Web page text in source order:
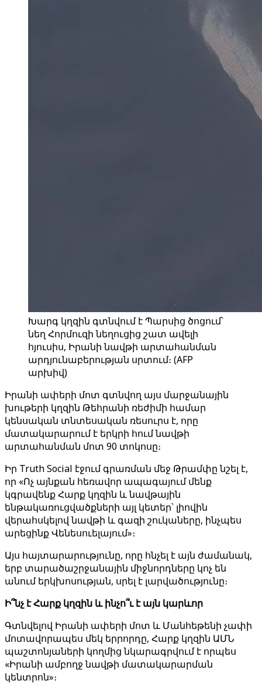
Խարգ կղզին գտնվում է Պարսից ծոցում՝
նեղ Հորմուզի նեղուցից շատ ավելի
հյուսիս, Իրանի նավթի արտահանման
արդյունաբերության սրտում։ (AFP
արխիվ)
Իրանի ափերի մոտ գտնվող այս մարջանային
խութերի կղզին Թեհրանի ռեժիմի համար
կենսական տնտեսական ռեսուրս է, որը
մատակարարում է երկրի հում նավթի
արտահանման մոտ 90 տոկոսը։
Իր Truth Social էջում գրառման մեջ Թրամփը նշել է,
որ «Ոչ այնքան հեռավոր ապագայում մենք
կգրավենք Հարք կղզին և նավթային
ենթակառուցվածքների այլ կետեր՝ լիովին
վերահսկելով նավթի և գազի շուկաները, ինչպես
արեցինք Վենեսուելայում»։
Այս հայտարարությունը, որը հնչել է այն ժամանակ,
երբ տարածաշրջանային միջնորդները կոչ են
անում երկխոսության, սրել է լարվածությունը։
Ի՞նչ է Հարք կղզին և ինչո՞ւ է այն կարևոր
Գտնվելով Իրանի ափերի մոտ և Մանհեթենի չափի
մոտավորապես մեկ երրորդը, Հարք կղզին ԱՄՆ
պաշտոնյաների կողմից նկարագրվում է որպես
«Իրանի ամբողջ նավթի մատակարարման
կենտրոն»։